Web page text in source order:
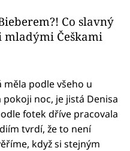
Co slavný
mladými Češkami
měla podle všeho u
noc, je jistá Denisa
fotek dříve pracovala
tvrdí, že to není
když si stejným